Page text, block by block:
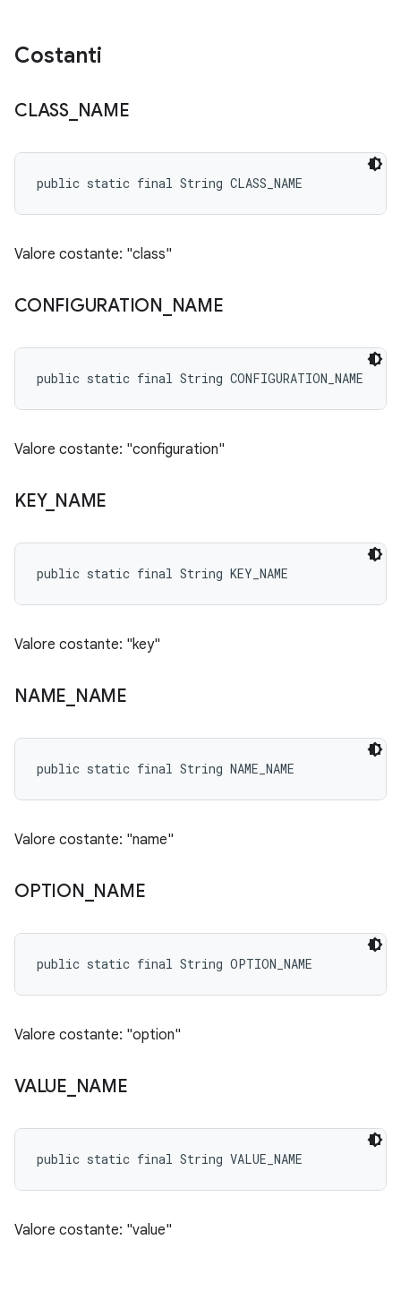
Costanti
CLASS_ NAME
public static final String CLASS_NAME
Valore costante: "class"
CONFIGURATION NAME
public static final String CONFIGURATION_NAME
Valore costante: "configuration"
KEY_ NAME
public static final String KEY_NAME
Valore costante: "key"
NAME NAME
public static final String NAME_NAME
Valore costante: "name"
OPTION NAME
public static final String OPTION_NAME
Valore costante: "option"
VALUE NAME
public static final String VALUE_NAME
Valore costante: "value"